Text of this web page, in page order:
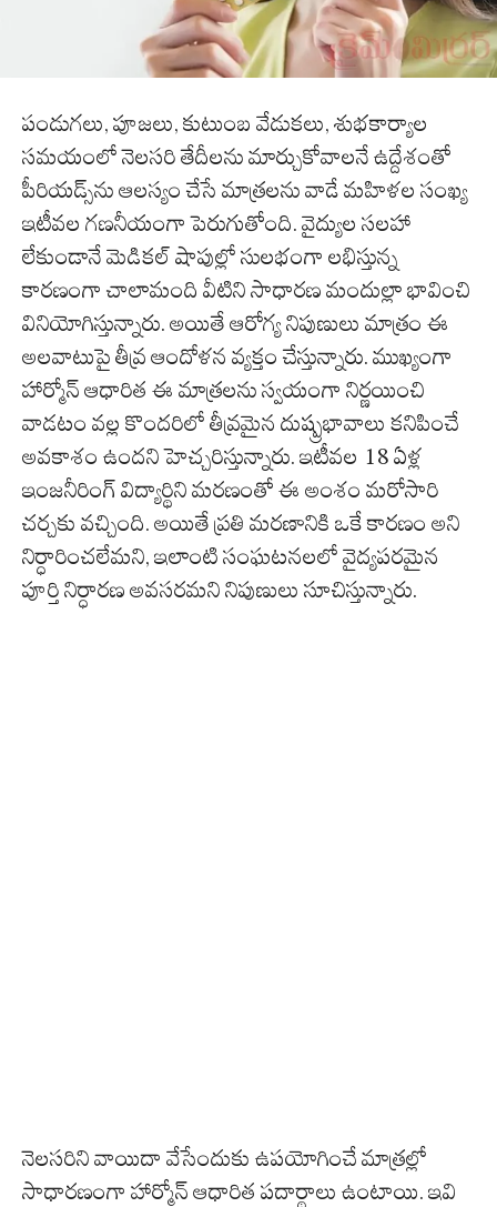
పండుగలు, పూజలు, కుటుంబ వేడుకలు, శుభకార్యాల
సమయంలో నెలసరి తేదీలను మార్చుకోవాలనే ఉద్దేశంతో
పీరియడ్స్‌ను ఆలస్యం చేసే మాత్రలను వాడే మహిళల సంఖ్య
ఇటీవల గణనీయంగా పెరుగుతోంది. వైద్యుల సలహా
లేకుండానే మెడికల్ షాపుల్లో సులభంగా లభిస్తున్న
కారణంగా చాలామంది వీటిని సాధారణ మందుల్లా భావించి
వినియోగిస్తున్నారు. అయితే ఆరోగ్య నిపుణులు మాత్రం ఈ
అలవాటుపై తీవ్ర ఆందోళన వ్యక్తం చేస్తున్నారు. ముఖ్యంగా
హార్మోన్ ఆధారిత ఈ మాత్రలను స్వయంగా నిర్ణయించి
వాడటం వల్ల కొందరిలో తీవ్రమైన దుష్ప్రభావాలు కనిపించే
అవకాశం ఉందని హెచ్చరిస్తున్నారు. ఇటీవల 18 ఏళ్ల
ఇంజనీరింగ్ విద్యార్థిని మరణంతో ఈ అంశం మరోసారి
చర్చకు వచ్చింది. అయితే ప్రతి మరణానికి ఒకే కారణం అని
నిర్ధారించలేమని, ఇలాంటి సంఘటనలలో వైద్యపరమైన
పూర్తి నిర్ధారణ అవసరమని నిపుణులు సూచిస్తున్నారు.
నెలసరిని వాయిదా వేసేందుకు ఉపయోగించే మాత్రల్లో
సాధారణంగా హార్మోన్ ఆధారిత పదార్థాలు ఉంటాయి. ఇవి